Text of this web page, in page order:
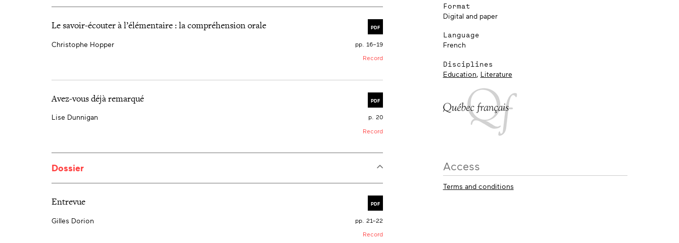
PDF
Le savoir-écouter à l’élémentaire : la compréhension orale
Christophe Hopper
pp. 16–19
Record
PDF
Avez-vous déjà remarqué
Lise Dunnigan
p. 20
Record
Dossier
PDF
Entrevue
Gilles Dorion
pp. 21–22
Record
Format
Digital and paper
Language
French
Disciplines
Education, Literature
Access
Terms and conditions